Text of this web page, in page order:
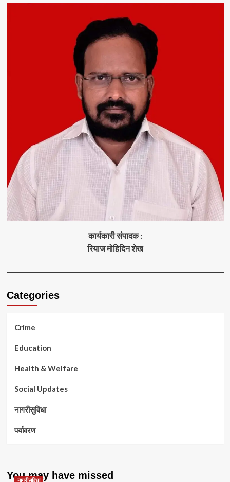
कार्यकारी संपादक :
रियाज मोहिदिन शेख
Categories
Crime
Education
Health & Welfare
Social Updates
नागरीसुविधा
पर्यावरण
You may have missed
नागरीसुविधा